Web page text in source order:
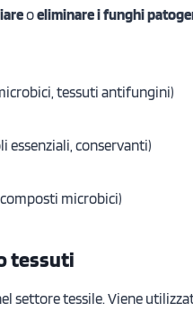
oeliminare i funghi
tessuti antifungini)
essenziali, conservanti)
microbici)
tessuti
settore tessile. Viene